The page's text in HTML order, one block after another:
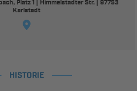
Platz 1 | Himmelstadter Str. | 97753
Karlstadt
HISTORIE